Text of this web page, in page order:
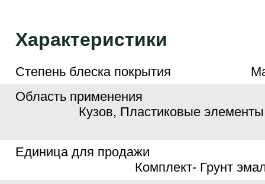
Характеристики
Степень блеска покрытия
Область применения
Кузов, Пластиковые
Единица для продажи
Комплект- Грунт